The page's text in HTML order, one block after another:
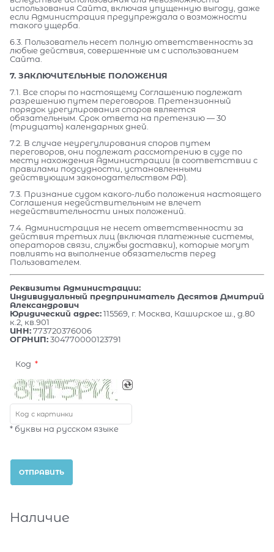
использования Сайта, включая упущенную выгоду, даже
если Администрация предупреждала о возможности
такого ущерба.
6.3. Пользователь несет полную ответственность за
любые действия, совершенные им с использованием
Сайта.
7. ЗАКЛЮЧИТЕЛЬНЫЕ ПОЛОЖЕНИЯ
7.1. Все споры по настоящему Соглашению подлежат
разрешению путем переговоров. Претензионный
порядок урегулирования споров является
обязательным. Срок ответа на претензию — 30
(тридцать) календарных дней.
7.2. В случае неурегулирования споров путем
переговоров, они подлежат рассмотрению в суде по
месту нахождения Администрации (в соответствии с
правилами подсудности, установленными
действующим законодательством РФ).
7.3. Признание судом какого-либо положения настоящего
Соглашения недействительным не влечет
недействительности иных положений.
7.4. Администрация не несет ответственности за
действия третьих лиц (включая платежные системы,
операторов связи, службы доставки), которые могут
повлиять на выполнение обязательств перед
Пользователем.
Реквизиты Администрации:
Индивидуальный предприниматель Десятов Дмитрий
Александрович
Юридический адрес:115569, г. Москва, Каширское ш., д.80
к.2, кв.901
ИНН:773720376006
ОГРНИП:304770000123791
Код
* буквы на русском языке
Наличие